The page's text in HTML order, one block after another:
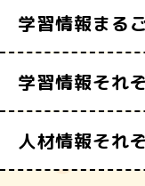
学習情報まる
学習情報それ
人材情報それ